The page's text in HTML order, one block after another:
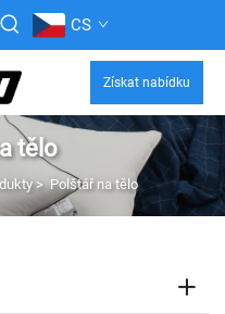
CS
Získat nabídku
tělo
>Polštář na tělo